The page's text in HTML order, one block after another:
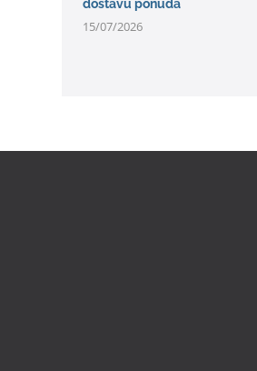
dostavu ponuda
15/07/2026